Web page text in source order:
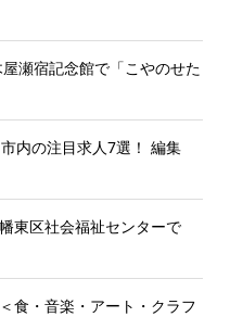
瀬宿記念館で「こやのせた
内の注目求人7選！ 編集
東区社会福祉センターで
食・音楽・アート・クラフ